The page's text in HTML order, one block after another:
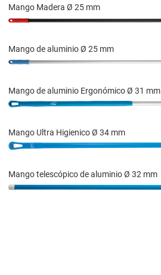
Mango Madera Ø 25 mm
Mango de aluminio Ø 25 mm
Mango de aluminio Ergonómico Ø 31 mm
Mango Ultra Higienico Ø 34 mm
Mango telescópico de aluminio Ø 32 mm